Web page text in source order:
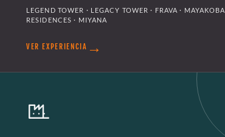
LEGEND TOWER · LEGACY TOWER · FRAVA · MAYAKOBA
RESIDENCES · MIYANA
VER EXPERIENCIA →